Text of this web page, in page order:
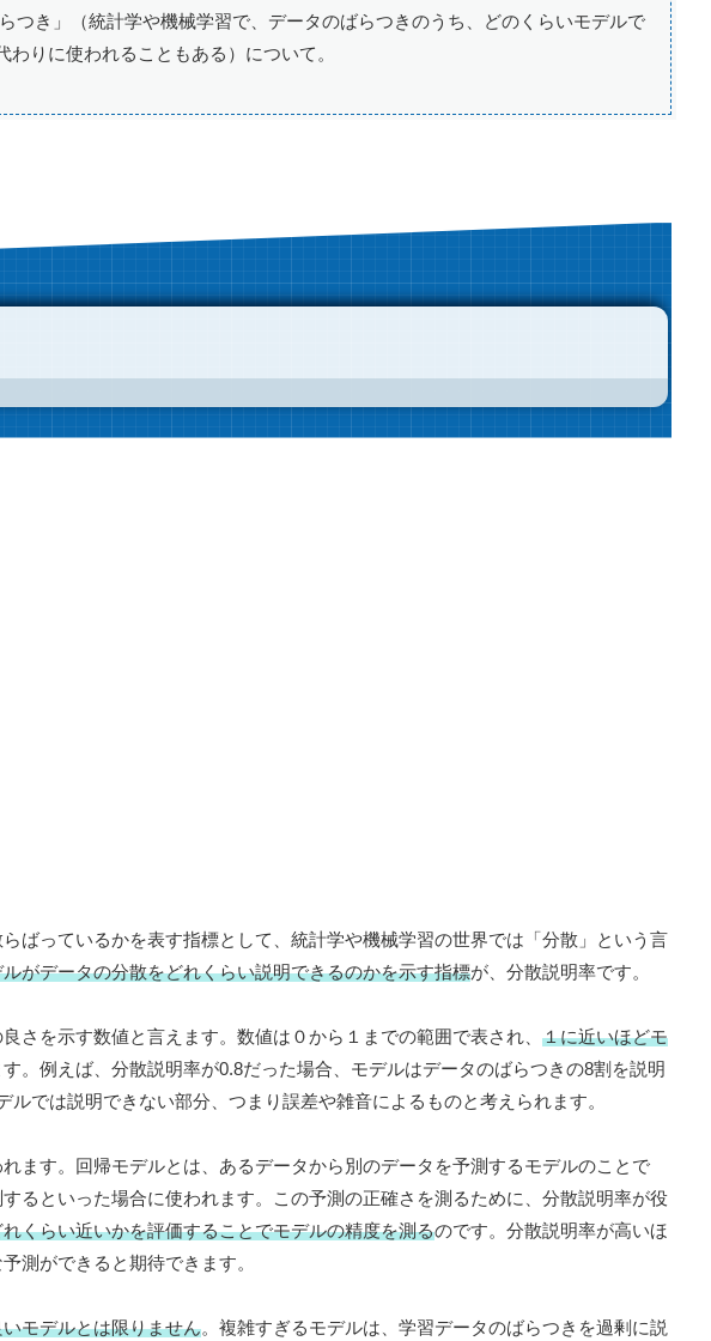
つき」（統計学や機械学習で、データのばらつきのうち、どのくらいモデルで
りに使われることもある）について。
ばっているかを表す指標として、統計学や機械学習の世界では「分散」という言
がデータの分散をどれくらい説明できるのかを示す指標が、分散説明率です。
さを示す数値と言えます。数値は０から１までの範囲で表され、 １に近いほどモ
。例えば、分散説明率が0.8だった場合、モデルはデータのばらつきの8割を説明
では説明できない部分、つまり誤差や雑音によるものと考えられます。
ます。回帰モデルとは、あるデータから別のデータを予測するモデルのことで
るといった場合に使われます。この予測の正確さを測るために、分散説明率が役
れくらい近いかを評価することでモデルの精度を測るのです。分散説明率が高いほ
測ができると期待できます。
モデルとは限りません。複雑すぎるモデルは、学習データのばらつきを過剰に説